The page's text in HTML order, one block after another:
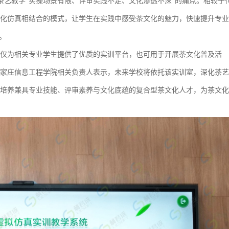
仿真相结合的模式，让学生在实践中感受茶文化的魅力，快速提升专业
为相关专业学生提供了优质的实训平台，也可用于开展茶文化普及活
庄信息工程学院相关负责人表示，未来学校将依托该实训室，深化茶艺
养兼具专业技能、评审素养与文化底蕴的复合型茶文化人才，为茶文化